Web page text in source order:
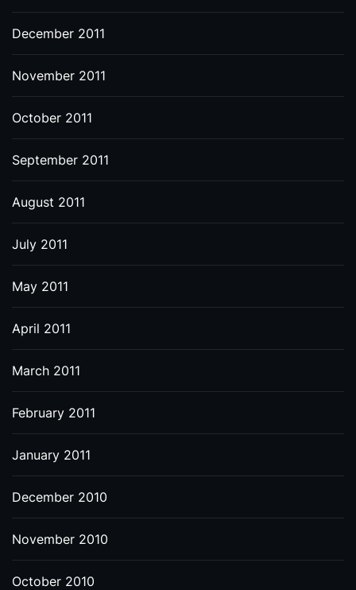
December 2011
November 2011
October 2011
September 2011
August 2011
July 2011
May 2011
April 2011
March 2011
February 2011
January 2011
December 2010
November 2010
October 2010